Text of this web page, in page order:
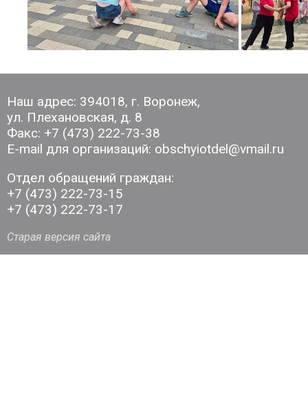
Наш адрес: 394018, г. Воронеж,
ул. Плехановская, д. 8
Факс: +7 (473) 222-73-38
E-mail для организаций: obschyiotdel@vmail.ru
Отдел обращений граждан:
+7 (473) 222-73-15
+7 (473) 222-73-17
Старая версия сайта